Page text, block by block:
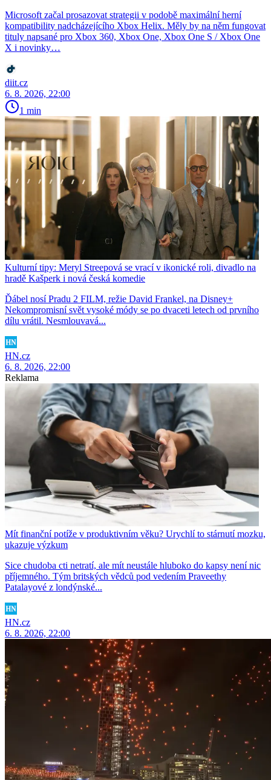
Microsoft začal prosazovat strategii v podobě maximální herní
kompatibility nadcházejícího Xbox Helix. Měly by na něm fungovat
tituly napsané pro Xbox 360, Xbox One, Xbox One S / Xbox One
X i novinky…
diit.cz
6. 8. 2026, 22:00
1 min
Kulturní tipy: Meryl Streepová se vrací v ikonické roli, divadlo na
hradě Kašperk i nová česká komedie
Ďábel nosí Pradu 2 FILM, režie David Frankel, na Disney+
Nekompromisní svět vysoké módy se po dvaceti letech od prvního
dílu vrátil. Nesmlouvavá...
HN.cz
6. 8. 2026, 22:00
Reklama
Mít finanční potíže v produktivním věku? Urychlí to stárnutí mozku,
ukazuje výzkum
Sice chudoba cti netratí, ale mít neustále hluboko do kapsy není nic
příjemného. Tým britských vědců pod vedením Praveethy
Patalayové z londýnské...
HN.cz
6. 8. 2026, 22:00